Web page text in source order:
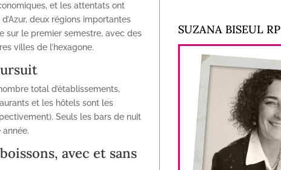
et les attentats ont
deux régions importantes
sur le premier semestre, avec des
villes de l’hexagone.
total d’établissements,
et les hôtels sont les
Seuls les bars de nuit
avec et sans
SUZANA BISEUL RP